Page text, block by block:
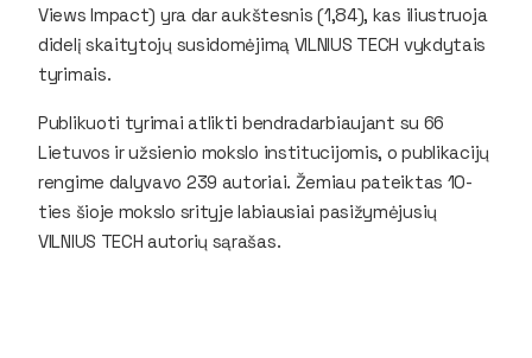
Views Impact) yra dar aukštesnis (1,84), kas iliustruoja
didelį skaitytojų susidomėjimą VILNIUS TECH vykdytais
tyrimais.
Publikuoti tyrimai atlikti bendradarbiaujant su 66
Lietuvos ir užsienio mokslo institucijomis, o publikacijų
rengime dalyvavo 239 autoriai. Žemiau pateiktas 10-
ties šioje mokslo srityje labiausiai pasižymėjusių
VILNIUS TECH autorių sąrašas.